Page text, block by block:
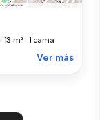
13 m² 1 cama
Ver más